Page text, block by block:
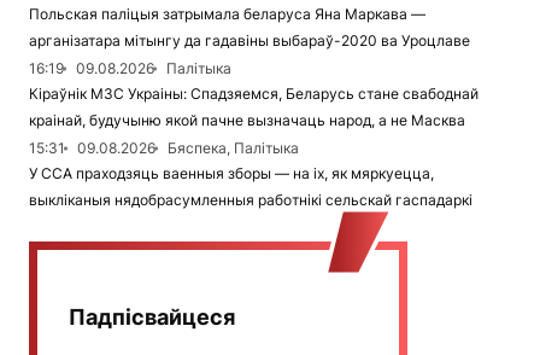
Польская паліцыя затрымала беларуса Яна Маркава —
арганізатара мітынгу да гадавіны выбараў-2020 ва Уроцлаве
16:19
09.08.2026
Палітыка
Кіраўнік МЗС Украіны: Спадзяемся, Беларусь стане свабоднай
краінай, будучыню якой пачне вызначаць народ, а не Масква
15:31
09.08.2026
Бяспека, Палітыка
У ССА праходзяць ваенныя зборы — на іх, як мяркуецца,
выкліканыя нядобрасумленныя работнікі сельскай гаспадаркі
Падпісвайцеся